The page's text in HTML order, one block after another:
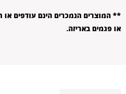
** המוצרים הנמכרים הינם עודפים או
או פגמים באריזה.